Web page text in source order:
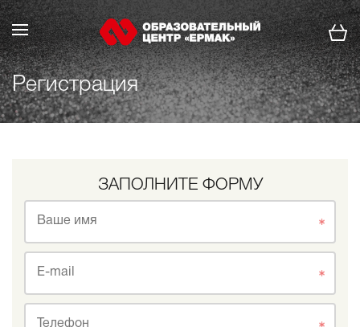
Регистрация
ЗАПОЛНИТЕ ФОРМУ
Ваше имя
E-mail
Телефон